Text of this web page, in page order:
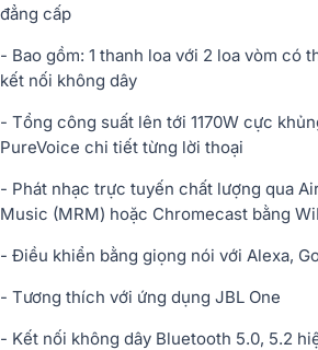
đẳng cấp
- Bao gồm: 1 thanh loa với 2 loa vòm có
kết nối không dây
- Tổng công suất lên tới 1170W cực
PureVoice chi tiết từng lời thoại
- Phát nhạc trực tuyến chất lượng qua
Music (MRM) hoặc Chromecast bằng
- Điều khiển bằng giọng nói với Alexa,
- Tương thích với ứng dụng JBL One
- Kết nối không dây Bluetooth 5.0, 5.2